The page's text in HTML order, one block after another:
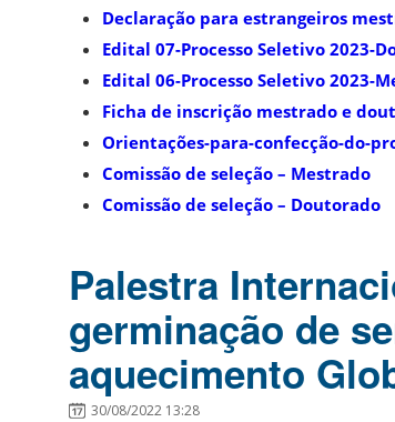
Declaração para estrangeiros
Edital 07-Processo Seletivo 2023-
Edital 06-Processo Seletivo 2023-
Ficha de inscrição mestrado e
Orientações-para-confecção-do-
Comissão de seleção – Mestrado
Comissão de seleção – Doutorado
Palestra
germinação de
aquecimento
30/08/2022 13:28